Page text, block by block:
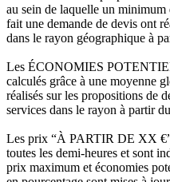
au sein de laquelle un
fait une demande de devis ont
dans le rayon géographique à
Les ÉCONOMIES
calculés grâce à une moyenne
réalisés sur les propositions de
services dans le rayon à partir
Les prix “À PARTIR DE XX
toutes les demi-heures et sont
prix maximum et économies